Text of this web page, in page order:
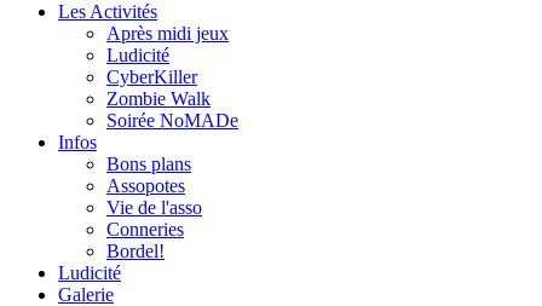
Les Activités
Après midi jeux
Ludicité
CyberKiller
Zombie Walk
Soirée NoMADe
Infos
Bons plans
Assopotes
Vie de l'asso
Conneries
Bordel!
Ludicité
Galerie